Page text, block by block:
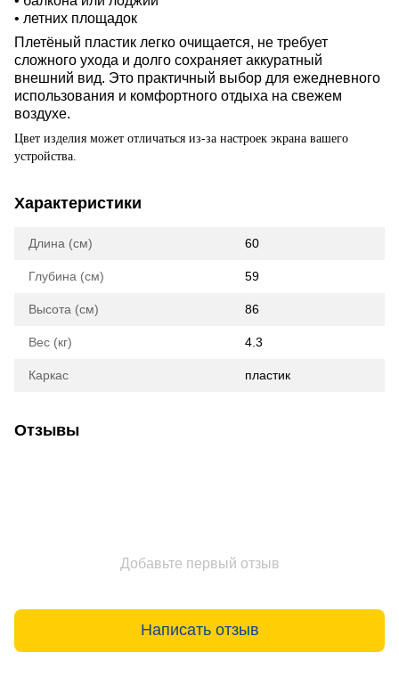
• летних площадок
Плетёный пластик легко очищается, не требует
сложного ухода и долго сохраняет аккуратный
внешний вид. Это практичный выбор для ежедневного
использования и комфортного отдыха на свежем
воздухе.
Цвет изделия может отличаться из-за настроек экрана вашего
устройства.
Характеристики
Длина (см) 60
Глубина (см) 59
Высота (см) 86
Вес (кг) 4.3
Каркас пластик
Отзывы
Добавьте первый отзыв
Написать отзыв